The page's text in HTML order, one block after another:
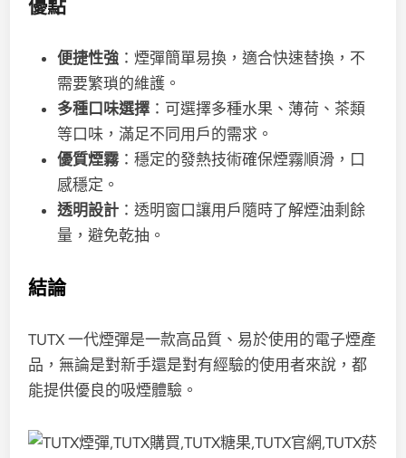
優點
便捷性強 ：煙彈簡單易換，適合快速替換，不
需要繁瑣的維護。
多種口味選擇 ：可選擇多種水果、薄荷、茶類
等口味，滿足不同用戶的需求。
優質煙霧 ：穩定的發熱技術確保煙霧順滑，口
感穩定。
透明設計 ：透明窗口讓用戶隨時了解煙油剩餘
量，避免乾抽。
結論
TUTX 一代煙彈是一款高品質、易於使用的電子煙產
品，無論是對新手還是對有經驗的使用者來說，都
能提供優良的吸煙體驗。